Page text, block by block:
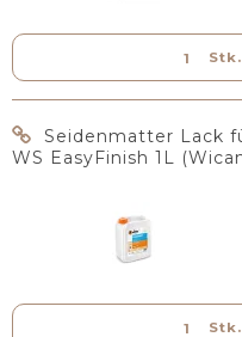
Stk.
Seidenmatter Lack
WS EasyFinish 1L
Stk.